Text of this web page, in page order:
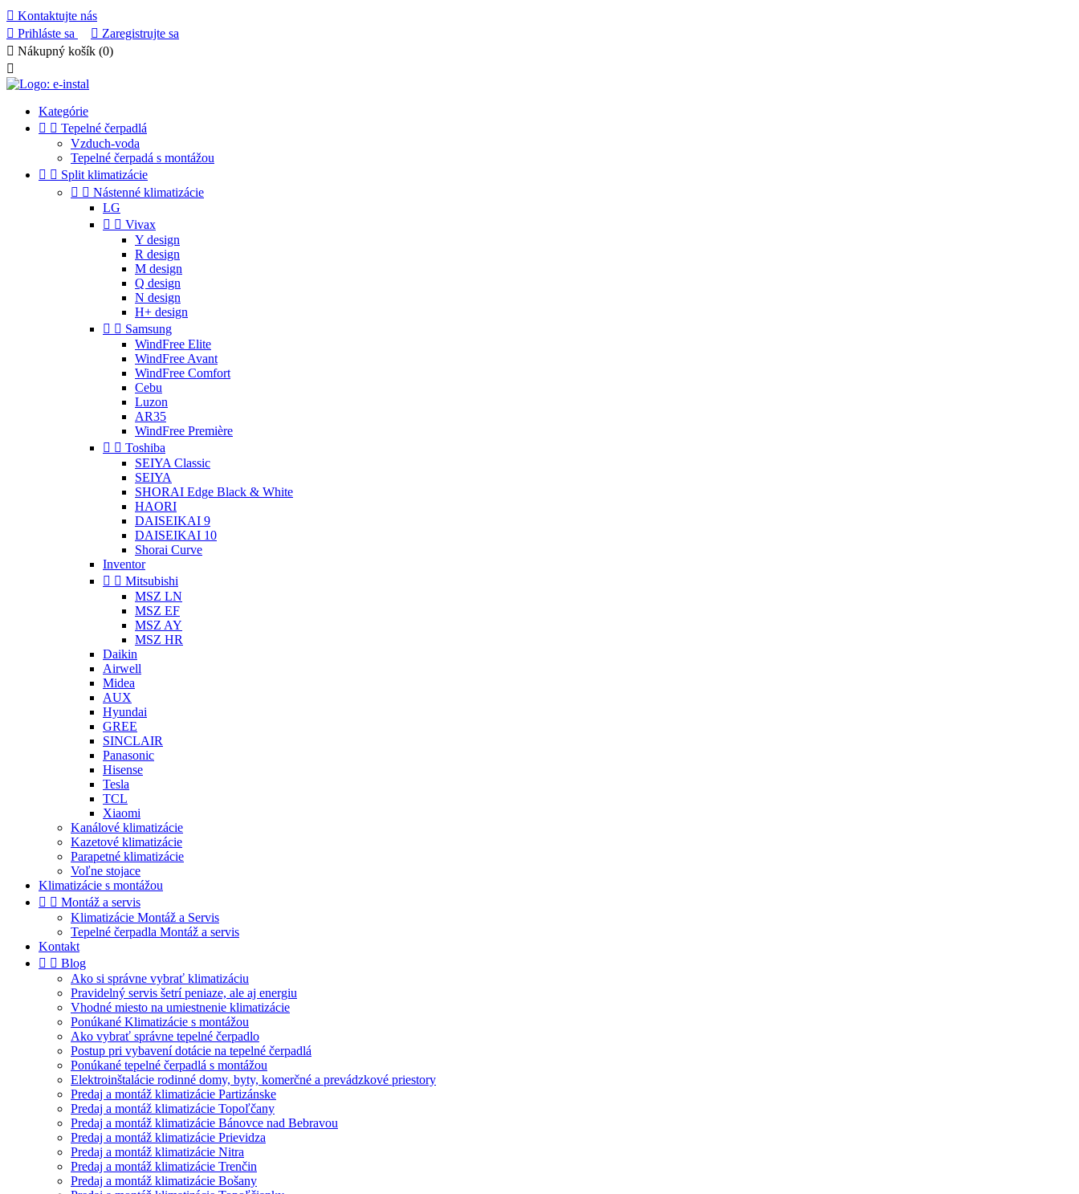
 Kontaktujte nás
 Prihláste sa  Zaregistrujte sa
 Nákupný košík (0)

Kategórie
  Tepelné čerpadlá
Vzduch-voda
Tepelné čerpadá s montážou
  Split klimatizácie
  Nástenné klimatizácie
LG
  Vivax
Y design
R design
M design
Q design
N design
H+ design
  Samsung
WindFree Elite
WindFree Avant
WindFree Comfort
Cebu
Luzon
AR35
WindFree Première
  Toshiba
SEIYA Classic
SEIYA
SHORAI Edge Black & White
HAORI
DAISEIKAI 9
DAISEIKAI 10
Shorai Curve
Inventor
  Mitsubishi
MSZ LN
MSZ EF
MSZ AY
MSZ HR
Daikin
Airwell
Midea
AUX
Hyundai
GREE
SINCLAIR
Panasonic
Hisense
Tesla
TCL
Xiaomi
Kanálové klimatizácie
Kazetové klimatizácie
Parapetné klimatizácie
Voľne stojace
Klimatizácie s montážou
  Montáž a servis
Klimatizácie Montáž a Servis
Tepelné čerpadla Montáž a servis
Kontakt
  Blog
Ako si správne vybrať klimatizáciu
Pravidelný servis šetrí peniaze, ale aj energiu
Vhodné miesto na umiestnenie klimatizácie
Ponúkané Klimatizácie s montážou
Ako vybrať správne tepelné čerpadlo
Postup pri vybavení dotácie na tepelné čerpadlá
Ponúkané tepelné čerpadlá s montážou
Elektroinštalácie rodinné domy, byty, komerčné a prevádzkové priestory
Predaj a montáž klimatizácie Partizánske
Predaj a montáž klimatizácie Topoľčany
Predaj a montáž klimatizácie Bánovce nad Bebravou
Predaj a montáž klimatizácie Prievidza
Predaj a montáž klimatizácie Nitra
Predaj a montáž klimatizácie Trenčin
Predaj a montáž klimatizácie Bošany